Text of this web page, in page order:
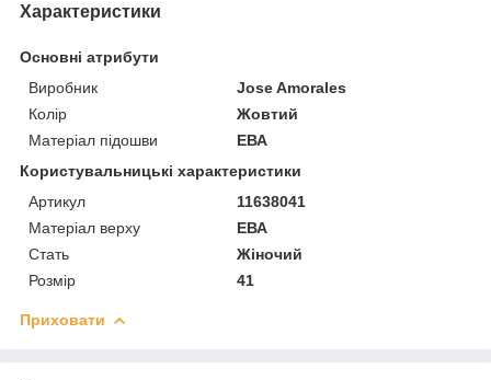
Характеристики
Основні атрибути
Виробник
Jose Amorales
Колір
Жовтий
Матеріал підошви
ЕВА
Користувальницькі характеристики
Артикул
11638041
Матеріал верху
ЕВА
Стать
Жіночий
Розмір
41
Приховати